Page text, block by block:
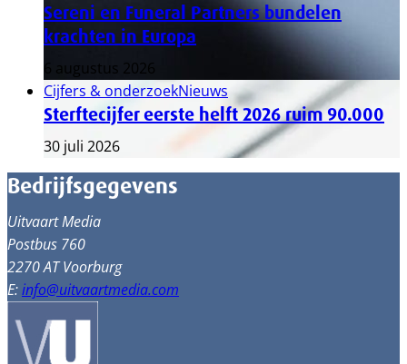
Sereni en Funeral Partners bundelen
krachten in Europa
6 augustus 2026
Cijfers & onderzoekNieuws
Sterftecijfer eerste helft 2026 ruim 90.000
30 juli 2026
Bedrijfsgegevens
Uitvaart Media
Postbus 760
2270 AT Voorburg
E:info@uitvaartmedia.com